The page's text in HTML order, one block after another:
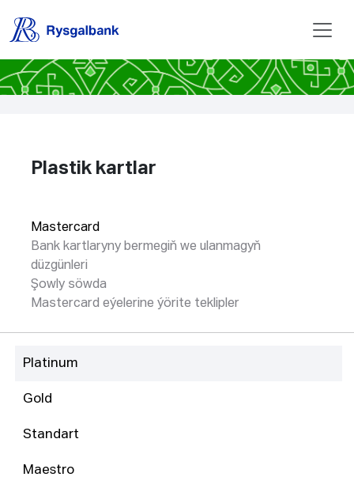
Plastik kartlar
Mastercard
Bank kartlaryny bermegiň we ulanmagyň
düzgünleri
Şowly söwda
Mastercard eýelerine ýörite teklipler
Platinum
Gold
Standart
Maestro